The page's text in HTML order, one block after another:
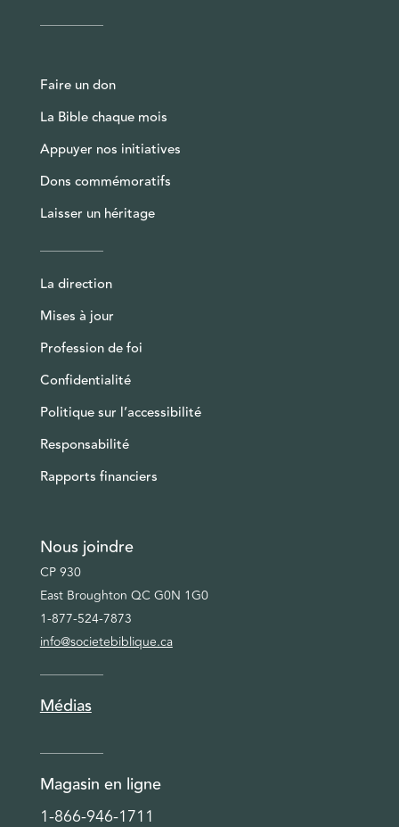
Faire un don
La Bible chaque mois
Appuyer nos initiatives
Dons commémoratifs
Laisser un héritage
La direction
Mises à jour
Profession de foi
Confidentialité
Politique sur l’accessibilité
Responsabilité
Rapports financiers
Nous joindre
CP 930
East Broughton QC G0N 1G0
1-877-524-7873
info@societebiblique.ca
Médias
Magasin en ligne
1-866-946-1711